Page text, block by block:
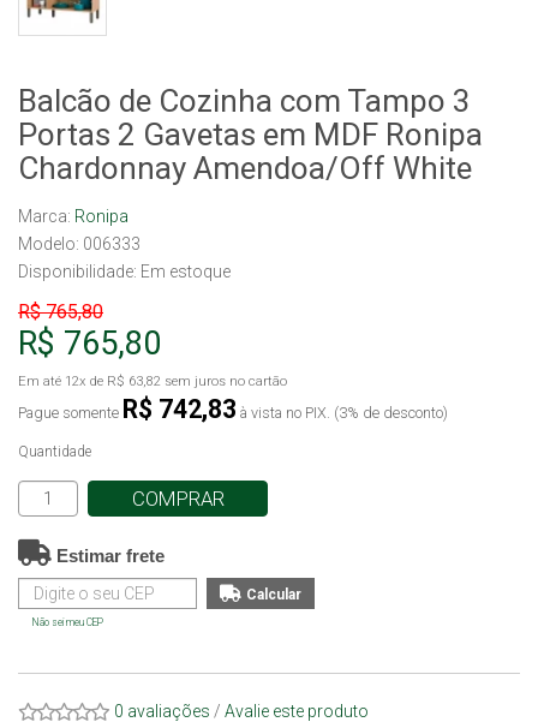
Balcão de Cozinha com Tampo 3
Portas 2 Gavetas em MDF Ronipa
Chardonnay Amendoa/Off White
Marca: Ronipa
Modelo: 006333
Disponibilidade: Em estoque
R$ 765,80
R$ 765,80
Em até 12x de R$ 63,82 sem juros no cartão
Pague somente R$ 742,83 à vista no PIX. (3% de desconto)
Quantidade
COMPRAR
Estimar frete
Não sei meu CEP
0 avaliações / Avalie este produto